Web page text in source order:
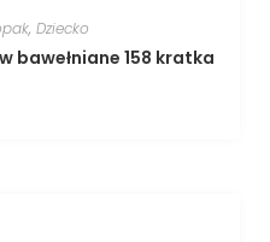
, Dziecko
bawełniane 158 kratka